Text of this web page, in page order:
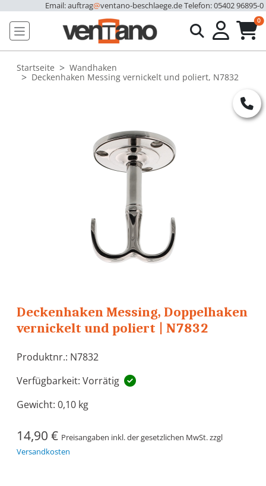
Email: auftrag@ventano-beschlaege.deTelefon: 05402 96895-0
0
Startseite
Wandhaken
Deckenhaken Messing vernickelt und poliert, N7832
Deckenhaken Messing, Doppelhaken
vernickelt und poliert | N7832
Produktnr.: N7832
Verfügbarkeit: Vorrätig
Gewicht: 0,10 kg
14,90 € Preisangaben inkl. der gesetzlichen MwSt. zzgl
Versandkosten